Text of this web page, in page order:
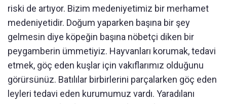
riski de artıyor. Bizim medeniyetimiz bir merhamet
medeniyetidir. Doğum yaparken başına bir şey
gelmesin diye köpeğin başına nöbetçi diken bir
peygamberin ümmetiyiz. Hayvanları korumak, tedavi
etmek, göç eden kuşlar için vakıflarımız olduğunu
görürsünüz. Batılılar birbirlerini parçalarken göç eden
leyleri tedavi eden kurumumuz vardı. Yaradılanı